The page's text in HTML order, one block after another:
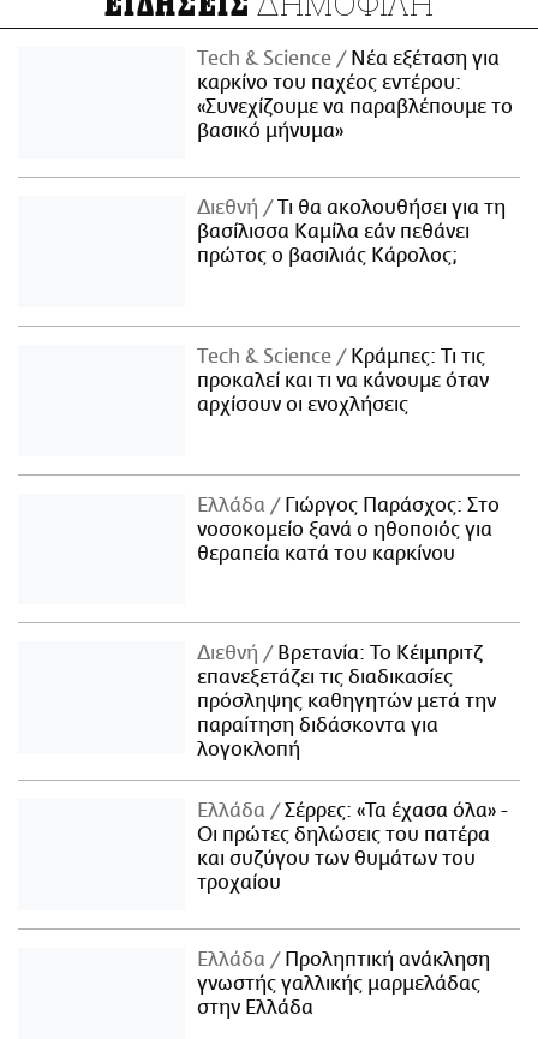
Τech & Science
Νέα εξέταση για
καρκίνο του παχέος εντέρου:
«Συνεχίζουμε να παραβλέπουμε το
βασικό μήνυμα»
Διεθνή
Τι θα ακολουθήσει για τη
βασίλισσα Καμίλα εάν πεθάνει
πρώτος ο βασιλιάς Κάρολος;
Τech & Science
Κράμπες: Τι τις
προκαλεί και τι να κάνουμε όταν
αρχίσουν οι ενοχλήσεις
Ελλάδα
Γιώργος Παράσχος: Στο
νοσοκομείο ξανά ο ηθοποιός για
θεραπεία κατά του καρκίνου
Διεθνή
Βρετανία: Το Κέιμπριτζ
επανεξετάζει τις διαδικασίες
πρόσληψης καθηγητών μετά την
παραίτηση διδάσκοντα για
λογοκλοπή
Ελλάδα
Σέρρες: «Τα έχασα όλα» -
Οι πρώτες δηλώσεις του πατέρα
και συζύγου των θυμάτων του
τροχαίου
Ελλάδα
Προληπτική ανάκληση
γνωστής γαλλικής μαρμελάδας
στην Ελλάδα